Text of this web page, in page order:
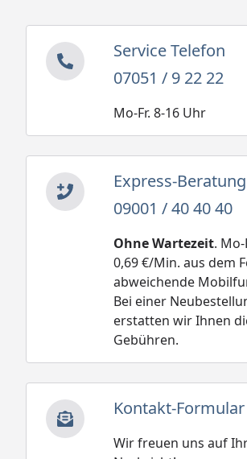
Service Telefon
07051 / 9 22 22
Mo-Fr. 8-16 Uhr
Express-Beratung
09001 / 40 40 40
Ohne Wartezeit. Mo-
0,69 €/Min. aus dem
abweichende
Bei einer
erstatten wir Ihnen
Gebühren.
Kontakt-Formular
Wir freuen uns auf